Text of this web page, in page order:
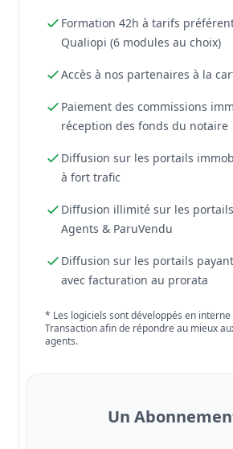
Formation 42h à tarifs
Qualiopi (6 modules au choix)
Accès à nos partenaires à la
Paiement des commissions
réception des fonds du notaire
Diffusion sur les portails
à fort trafic
Diffusion illimité sur les
Agents & ParuVendu
Diffusion sur les portails
avec facturation au prorata
* Les logiciels sont développés en
Transaction afin de répondre au mieux
agents.
Un